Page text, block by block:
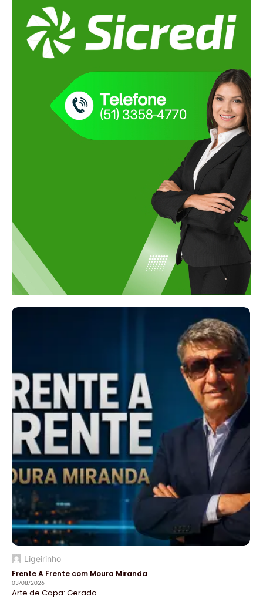
Ligeirinho
Frente A Frente com Moura Miranda
03/08/2026
Arte de Capa: Gerada...